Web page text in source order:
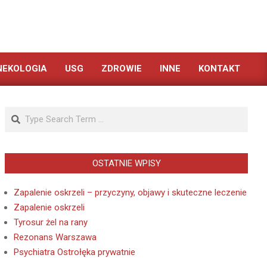
USG ZDROWIE INNE KONTAKT
Search
OSTATNIE WPISY
Zapalenie oskrzeli – przyczyny, objawy i skuteczne leczenie
Zapalenie oskrzeli
Tyrosur żel na rany
Rezonans Warszawa
Psychiatra Ostrołęka prywatnie